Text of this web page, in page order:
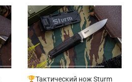
🏆Тактический нож Sturm